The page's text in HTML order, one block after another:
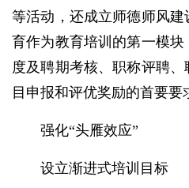
等活动，还成立师德师风
育作为教育培训的第一模
度及聘期考核、职称评聘
目申报和评优奖励的首要要
强化“头雁效应”
设立渐进式培训目标